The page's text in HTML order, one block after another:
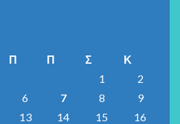
Π Π Σ
Κ
1
2
6 7 8
9
13 14 15
16